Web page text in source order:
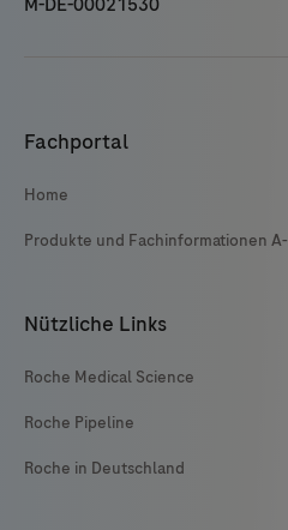
Fachportal
Home
Produkte und Fachinformationen
Nützliche Links
Roche Medical Science
Roche Pipeline
Roche in Deutschland